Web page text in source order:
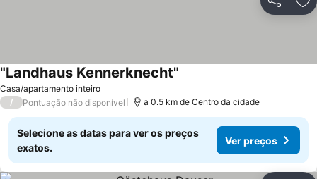
Partilhar
Casa/apartamento inteiro
"Landhaus Kennerknecht"
/ Pontuação não disponível a 0.5 km de Centro da cidade
Selecione as datas para ver os preços
exatos.
Ver preços